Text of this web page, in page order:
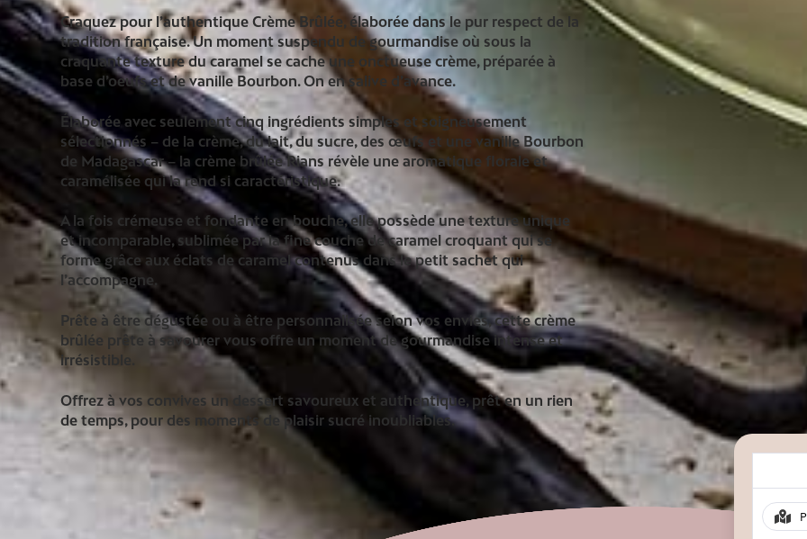
Craquez pour l’authentique Crème Brûlée, élaborée dans le pur respect de la
tradition française. Un moment suspendu de gourmandise où sous la
craquante texture du caramel se cache une onctueuse crème, préparée à
base d’oeufs et de vanille Bourbon. On en salive d’avance.
Élaborée avec seulement cinq ingrédients simples et soigneusement
sélectionnés – de la crème, du lait, du sucre, des œufs et une vanille Bourbon
de Madagascar – la crème brûlée Rians révèle une aromatique florale et
caramélisée qui la rend si caractéristique.
A la fois crémeuse et fondante en bouche, elle possède une texture unique
et incomparable, sublimée par la fine couche de caramel croquant qui se
forme grâce aux éclats de caramel contenus dans le petit sachet qui
l’accompagne.
Prête à être dégustée ou à être personnalisée selon vos envies, cette crème
brûlée prête à savourer vous offre un moment de gourmandise intense et
irrésistible.
Offrez à vos convives un dessert savoureux et authentique, prêt en un rien
de temps, pour des moments de plaisir sucré inoubliables.